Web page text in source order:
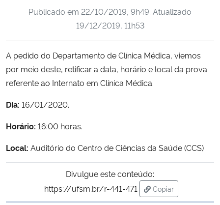
Ministério da Cidadania
Ministério de Minas e Energia
Ministério da Ciência, Tecnologia, Inovações e Comunicações
Controladoria-Geral da União
Publicado em 22/10/2019, 9h49. Atualizado
19/12/2019, 11h53
A pedido do Departamento de Clínica Médica, viemos
por meio deste, retificar a data, horário e local da prova
referente ao Internato em Clínica Médica.
Dia: 16/01/2020.
Horário: 16:00 horas.
Local: Auditório do Centro de Ciências da Saúde (CCS)
Divulgue este conteúdo:
https://ufsm.br/r-441-471
Copiar
para área de